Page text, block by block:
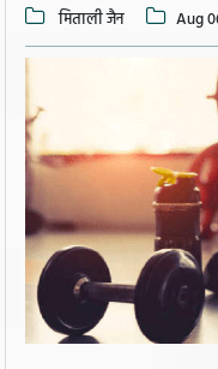
मिताली जैन Aug